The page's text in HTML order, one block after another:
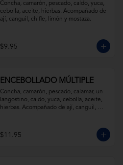
Concha, camarón, pescado, caldo, yuca,
cebolla, aceite, hierbas. Acompañado de
ají, canguil, chifle, limón y mostaza.
$9.95
ENCEBOLLADO MÚLTIPLE
Concha, camarón, pescado, calamar, un
langostino, caldo, yuca, cebolla, aceite,
hierbas. Acompañado de ají, canguil,
$11.95